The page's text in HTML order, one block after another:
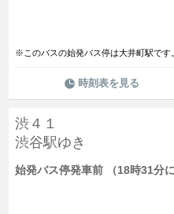
※このバスの始発バス停は大井町駅です
時刻表を見る
渋４１
渋谷駅ゆき
始発バス停発車前 （